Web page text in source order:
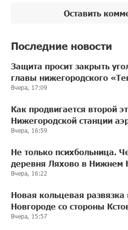
Оставить
Последние новости
Защита просит закрыть
главы нижегородского
Вчера, 17:09
Как продвигается второй
Нижегородской станции
Вчера, 16:59
Не только психбольница.
деревня Ляхово в Нижнем
Вчера, 16:22
Новая кольцевая
Новгороде со стороны
Вчера, 15:57